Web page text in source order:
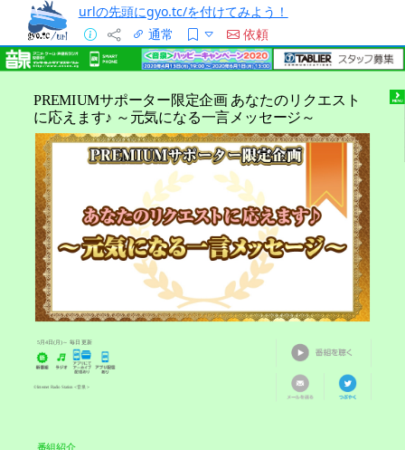
urlの先頭にgyo.tc/を付けてみよう！
通常
依頼